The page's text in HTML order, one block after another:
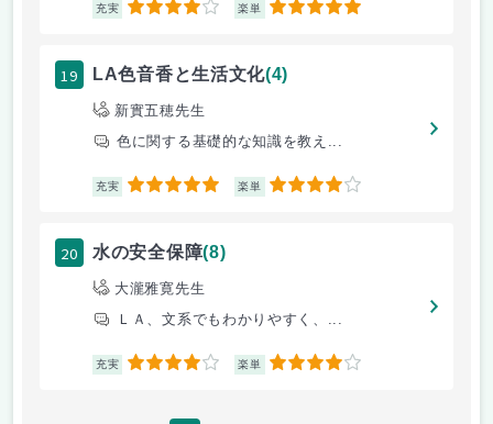
充実 4 楽単 5
19 LA色音香と生活文化(4)
新實五穂先生
色に関する基礎的な知識を教え...
充実 5 楽単 4
20 水の安全保障(8)
大瀧雅寛先生
ＬＡ、文系でもわかりやすく、...
充実 4 楽単 4